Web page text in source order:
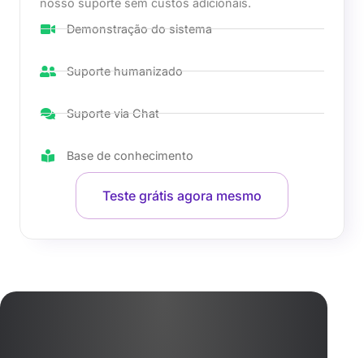
Demonstração do sistema
Suporte humanizado
Suporte via Chat
Base de conhecimento
Teste grátis agora mesmo